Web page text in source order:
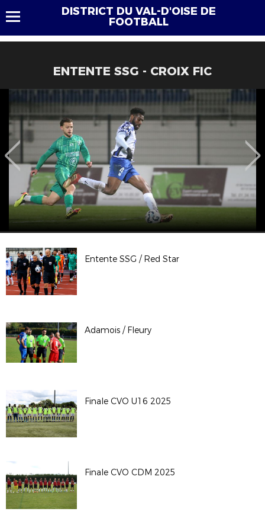
DISTRICT DU VAL-D'OISE DE
FOOTBALL
ENTENTE SSG - CROIX FIC
Entente SSG / Red Star
Adamois / Fleury
Finale CVO U16 2025
Finale CVO CDM 2025